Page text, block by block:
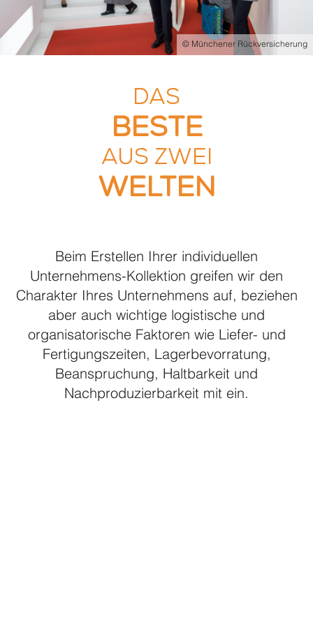
Presse
We are Family
Social Support
TIPPS & SERVICE
Stick & Druck over all
© Münchener Rückversicherung
DAS
BESTE
AUS ZWEI
WELTEN
Beim Erstellen Ihrer individuellen
Unternehmens-Kollektion greifen wir den
Charakter Ihres Unternehmens auf, beziehen
aber auch wichtige logistische und
organisatorische Faktoren wie Liefer- und
Fertigungszeiten, Lagerbevorratung,
Beanspruchung, Haltbarkeit und
Nachproduzierbarkeit mit ein.